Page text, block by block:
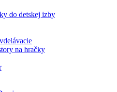
do detskej izby
na hračky